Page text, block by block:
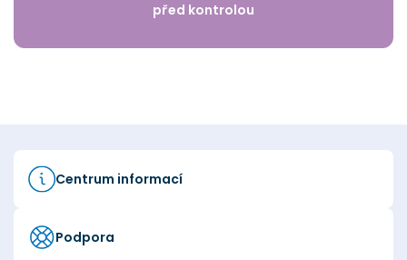
před kontrolou
Centrum informací
Podpora